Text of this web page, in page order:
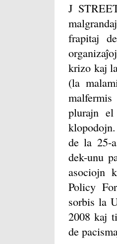
J
frapitaj
krizo kaj
(la
plurajn
de la 25-
dek-unu
asociojn
Policy
sorbis la
2008 kaj
de